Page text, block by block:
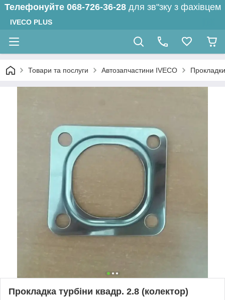
Телефонуйте 068-726-36-28 для зв"зку з фахівцем
IVECO PLUS
Товари та послуги Автозапчастини IVECO Прокладки
Прокладка турбіни квадр. 2.8 (колектор)